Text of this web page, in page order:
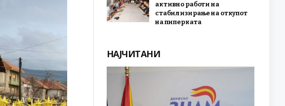
активно работи на
стабилизирање на откупот
на пиперката
НАЈЧИТАНИ